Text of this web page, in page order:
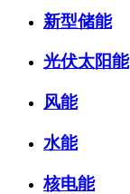
新型储能
光伏太阳能
风能
水能
核电能